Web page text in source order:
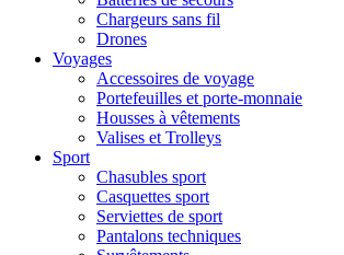
Chargeurs sans fil
Drones
Voyages
Accessoires de voyage
Portefeuilles et porte-monnaie
Housses à vêtements
Valises et Trolleys
Sport
Chasubles sport
Casquettes sport
Serviettes de sport
Pantalons techniques